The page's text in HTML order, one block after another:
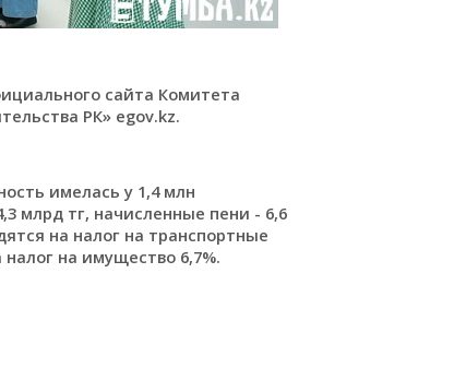
сайта Комитета
РК» egov.kz.
имелась у 1,4 млн
млрд тг, начисленные пени - 6,6
на налог на транспортные
на имущество 6,7%.